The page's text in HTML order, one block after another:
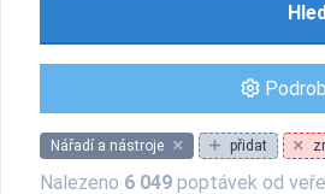
Nářadí a nástroje přidat
Nalezeno 6 049 poptávek od